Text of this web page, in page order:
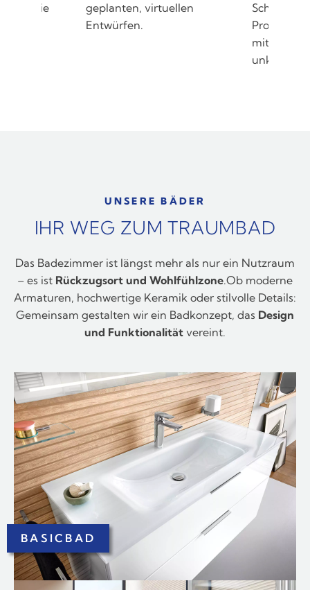
Schnell verfügbar:
Produkte direkt
UNSERE BÄDER
IHR WEG ZUM TRAUMBAD
Das Badezimmer ist längst mehr als nur ein Nutzraum
– es ist Rückzugsort und Wohlfühlzone.Ob moderne
Armaturen, hochwertige Keramik oder stilvolle Details:
Gemeinsam gestalten wir ein Badkonzept, das Design
und Funktionalität vereint.
BASICBAD